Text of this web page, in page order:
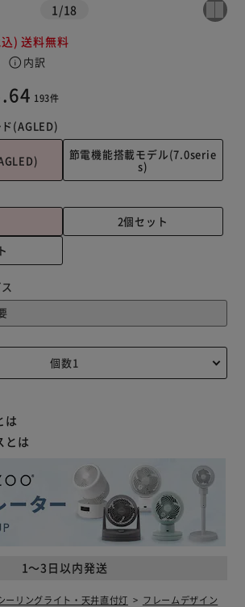
1 /18
) 送料無料
info 内訳
193件
(AGLED)
節電機能搭載モデル(7.0serie
s)
2個セット
1～3日以内発送
は
とは
ーリングライト・天井直付灯
フレームデザイン
さい
れる